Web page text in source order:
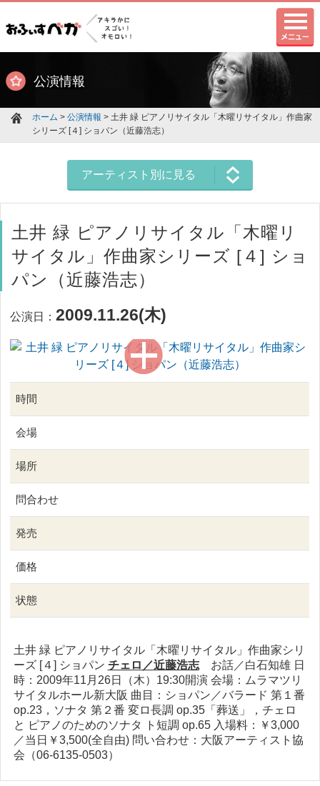
公演情報
ホーム > 公演情報 > 土井 緑 ピアノリサイタル「木曜リサイタル」作曲家
シリーズ [４] ショパン（近藤浩志）
アーティスト別に見る
土井 緑 ピアノリサイタル「木曜リ
サイタル」作曲家シリーズ [４] ショ
パン（近藤浩志）
公演日：2009.11.26(木)
時間
会場
場所
問合わせ
発売
価格
状態
土井 緑 ピアノリサイタル「木曜リサイタル」作曲家シリ
ーズ [４] ショパン チェロ／近藤浩志お話／白石知雄 日
時：2009年11月26日（木）19:30開演 会場：ムラマツリ
サイタルホール新大阪 曲目：ショパン／バラード 第１番
op.23，ソナタ 第２番 変ロ長調 op.35「葬送」，チェロ
と ピアノのためのソナタ ト短調 op.65 入場料：￥3,000
／当日￥3,500(全自由) 問い合わせ：大阪アーティスト協
会（06-6135-0503）